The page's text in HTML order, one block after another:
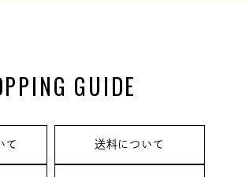
GUIDE
て 送料について